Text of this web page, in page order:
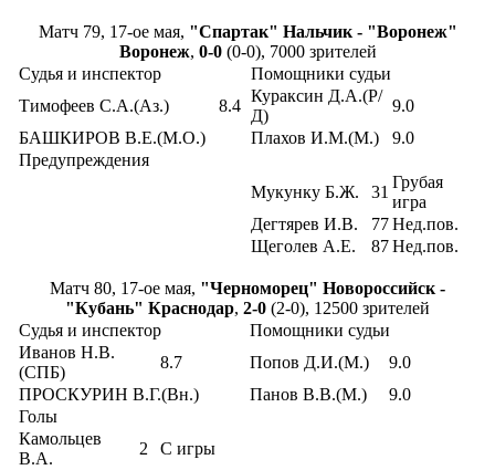
Матч 79, 17-ое мая, "Спартак" Нальчик - "Воронеж"
Воронеж, 0-0(0-0), 7000 зрителей
Судья и инспектор
Помощники судьи
Тимофеев С.А.(Аз.)
8.4
Кураксин Д.А.(Р/
Д)
9.0
БАШКИРОВ В.Е.(М.О.)
Плахов И.М.(М.)
9.0
Предупреждения
Мукунку Б.Ж.
31
Грубая
игра
Дегтярев И.В.
77Нед.пов.
Щеголев А.Е.
87Нед.пов.
Матч 80, 17-ое мая, "Черноморец" Новороссийск -
"Кубань" Краснодар, 2-0 (2-0), 12500 зрителей
Судья и инспектор
Помощники судьи
Иванов Н.В.
(СПБ)
8.7 Попов Д.И.(М.)
9.0
ПРОСКУРИН В.Г.(Вн.)
Панов В.В.(М.)
9.0
Голы
Камольцев
В.А.
2
С игры